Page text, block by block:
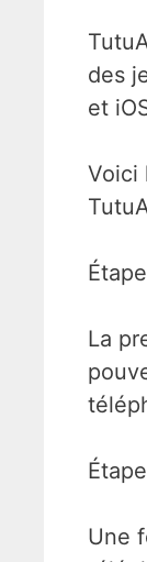
des
et
Voici
La
Une